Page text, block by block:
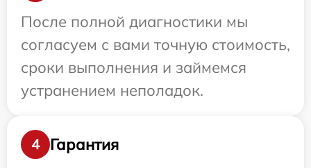
После полной диагностики мы
согласуем с вами точную стоимость,
сроки выполнения и займемся
устранением неполадок.
4
Гарантия